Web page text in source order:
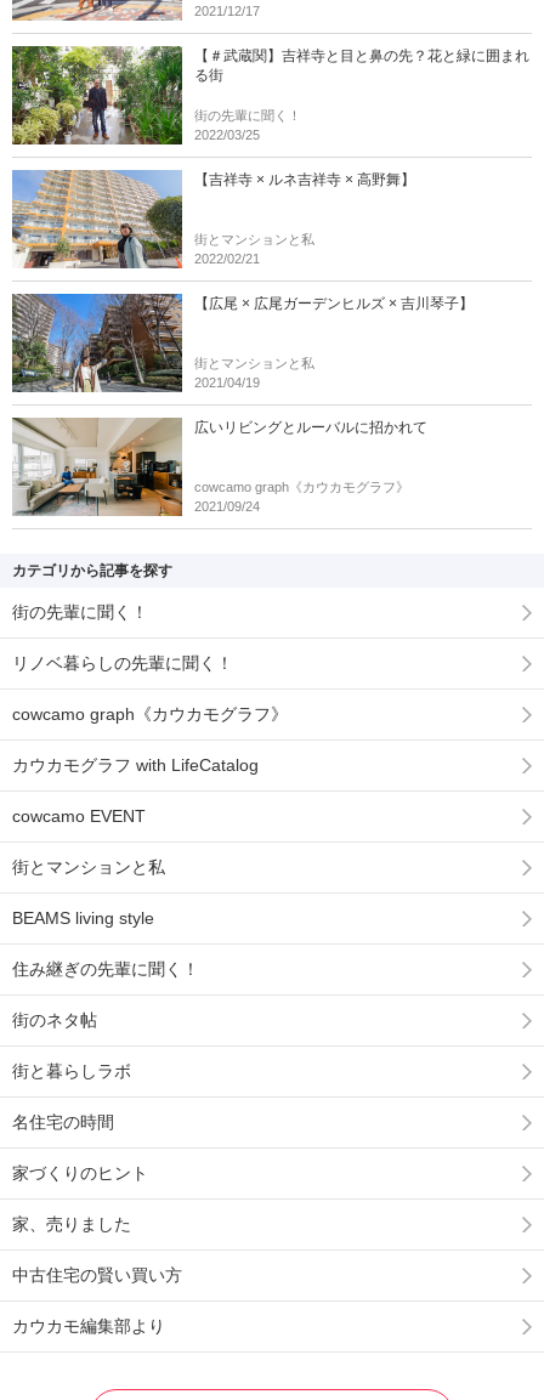
2021/12/17
【＃武蔵関】吉祥寺と目と鼻の先？花と緑に囲まれ
る街
街の先輩に聞く！
2022/03/25
【吉祥寺 × ルネ吉祥寺 × 高野舞】
街とマンションと私
2022/02/21
【広尾 × 広尾ガーデンヒルズ × 吉川琴子】
街とマンションと私
2021/04/19
広いリビングとルーバルに招かれて
cowcamo graph《カウカモグラフ》
2021/09/24
カテゴリから記事を探す
街の先輩に聞く！
リノベ暮らしの先輩に聞く！
cowcamo graph《カウカモグラフ》
カウカモグラフ with LifeCatalog
cowcamo EVENT
街とマンションと私
BEAMS living style
住み継ぎの先輩に聞く！
街のネタ帖
街と暮らしラボ
名住宅の時間
家づくりのヒント
家、売りました
中古住宅の賢い買い方
カウカモ編集部より